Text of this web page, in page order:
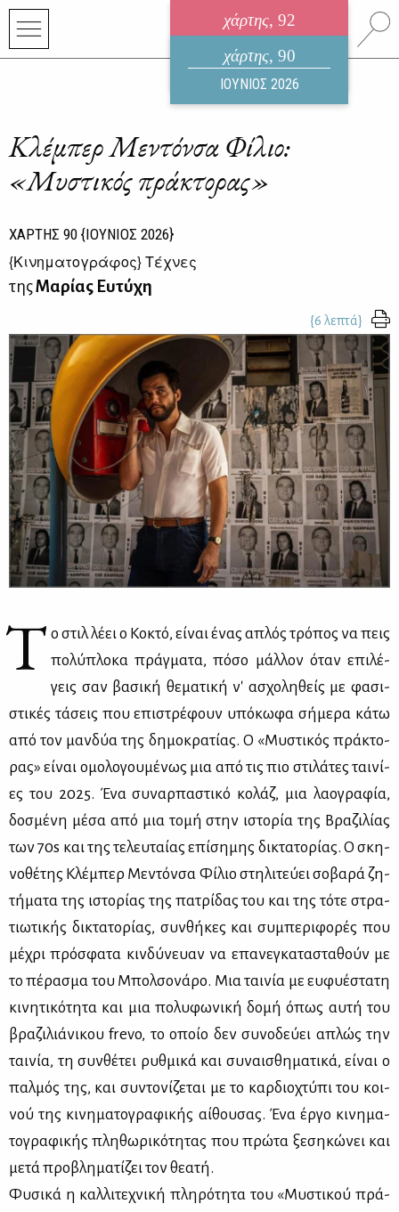
χάρτης, 92
ηλεκτρονικό περιοδικό
ΑΥΓΟΥΣΤΟΣ 2026
χάρτης, 90
ΙΟΥΝΙΟΣ 2026
Κλέμπερ Μεντόνσα Φίλιο:
«Mυστικός πράκτορας»
ΧΑΡΤΗΣ 90 {ΙΟΥΝΙΟΣ 2026}
{Κινηματογράφος} Τέχνες
τηςΜαρίας Ευτύχη
{6 λεπτά}
Τ ο στιλ λέ­ει ο Κο­κτό, εί­ναι ένας απλός τρό­πος να πεις
πο­λύ­πλο­κα πράγ­μα­τα, πό­σο μάλ­λον όταν επι­λέ­
γεις σαν βα­σι­κή θε­μα­τι­κή ν' ασχο­λη­θείς με φα­σι­
στι­κές τά­σεις που επι­στρέ­φουν υπό­κω­φα σή­με­ρα κά­τω
από τον μαν­δύα της δη­μο­κρα­τί­ας. Ο «Μυ­στι­κός πρά­κτο­
ρας» εί­ναι ομο­λο­γου­μέ­νως μια από τις πιο στι­λά­τες ται­νί­
ες του 2025. Ένα συ­ναρ­πα­στι­κό κο­λάζ, μια λα­ο­γρα­φία,
δο­σμέ­νη μέ­σα από μια το­μή στην ιστο­ρία της Βρα­ζι­λί­ας
των 70s και της τε­λευ­ταί­ας επί­ση­μης δι­κτα­το­ρί­ας. Ο σκη­
νο­θέ­της Κλέ­μπερ Με­ντόν­σα Φί­λιο στη­λι­τεύ­ει σο­βα­ρά ζη­
τή­μα­τα της ιστο­ρί­ας της πα­τρί­δας του και της τό­τε στρα­
τιω­τι­κής δι­κτα­το­ρί­ας, συν­θή­κες και συ­μπε­ρι­φο­ρές που
μέ­χρι πρό­σφα­τα κιν­δύ­νευαν να επα­νε­γκα­τα­στα­θούν με
το πέ­ρα­σμα του Μπολ­σο­νά­ρο. Μια ται­νία με ευ­φυ­έ­στα­τη
κι­νη­τι­κό­τη­τα και μια πο­λυ­φω­νι­κή δο­μή όπως αυ­τή του
βρα­ζι­λιά­νι­κου frevo, το οποίο δεν συ­νο­δεύ­ει απλώς την
ται­νία, τη συν­θέ­τει ρυθ­μι­κά και συ­ναι­σθη­μα­τι­κά, εί­ναι ο
παλ­μός της, και συ­ντο­νί­ζε­ται με το καρ­διο­χτύ­πι του κοι­
νού της κι­νη­μα­το­γρα­φι­κής αί­θου­σας. Ένα έρ­γο κι­νη­μα­
το­γρα­φι­κής πλη­θω­ρι­κό­τη­τας που πρώ­τα ξε­ση­κώ­νει και
με­τά προ­βλη­μα­τί­ζει τον θε­α­τή.
Φυ­σι­κά η καλ­λι­τε­χνι­κή πλη­ρό­τη­τα του «Μυ­στι­κού πρά­